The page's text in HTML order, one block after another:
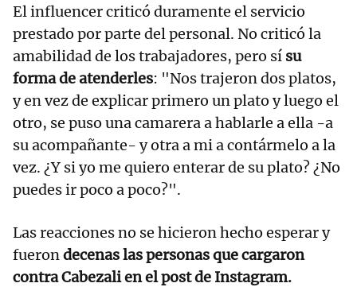
El influencer criticó duramente el servicio
prestado por parte del personal. No criticó la
amabilidad de los trabajadores, pero sí su
forma de atenderles: "Nos trajeron dos platos,
y en vez de explicar primero un plato y luego el
otro, se puso una camarera a hablarle a ella -a
su acompañante- y otra a mi a contármelo a la
vez. ¿Y si yo me quiero enterar de su plato? ¿No
puedes ir poco a poco?".
Las reacciones no se hicieron hecho esperar y
fuerondecenas las personas que cargaron
contra Cabezali en el post de Instagram.